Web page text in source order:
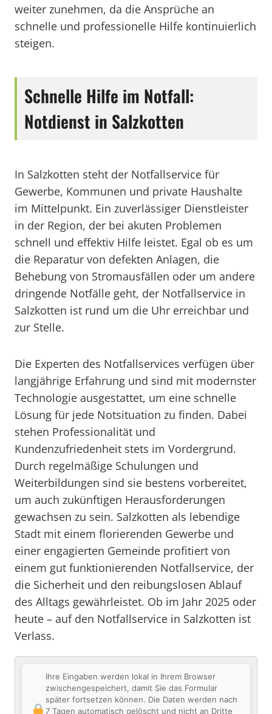
weiter zunehmen, da die Ansprüche an
schnelle und professionelle Hilfe kontinuierlich
steigen.
Schnelle Hilfe im Notfall:
Notdienst in Salzkotten
In Salzkotten steht der Notfallservice für
Gewerbe, Kommunen und private Haushalte
im Mittelpunkt. Ein zuverlässiger Dienstleister
in der Region, der bei akuten Problemen
schnell und effektiv Hilfe leistet. Egal ob es um
die Reparatur von defekten Anlagen, die
Behebung von Stromausfällen oder um andere
dringende Notfälle geht, der Notfallservice in
Salzkotten ist rund um die Uhr erreichbar und
zur Stelle.
Die Experten des Notfallservices verfügen über
langjährige Erfahrung und sind mit modernster
Technologie ausgestattet, um eine schnelle
Lösung für jede Notsituation zu finden. Dabei
stehen Professionalität und
Kundenzufriedenheit stets im Vordergrund.
Durch regelmäßige Schulungen und
Weiterbildungen sind sie bestens vorbereitet,
um auch zukünftigen Herausforderungen
gewachsen zu sein. Salzkotten als lebendige
Stadt mit einem florierenden Gewerbe und
einer engagierten Gemeinde profitiert von
einem gut funktionierenden Notfallservice, der
die Sicherheit und den reibungslosen Ablauf
des Alltags gewährleistet. Ob im Jahr 2025 oder
heute – auf den Notfallservice in Salzkotten ist
Verlass.
Ihre Eingaben werden lokal in Ihrem Browser
zwischengespeichert, damit Sie das Formular
später fortsetzen können. Die Daten werden nach
7 Tagen automatisch gelöscht und nicht an Dritte